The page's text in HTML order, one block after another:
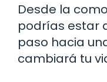
Desde la
podrías estar
paso hacia
cambiará tu